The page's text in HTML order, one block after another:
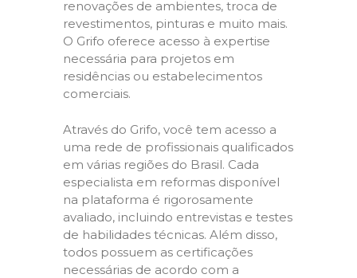
renovações de ambientes, troca de
revestimentos, pinturas e muito mais.
O Grifo oferece acesso à expertise
necessária para projetos em
residências ou estabelecimentos
comerciais.
Através do Grifo, você tem acesso a
uma rede de profissionais qualificados
em várias regiões do Brasil. Cada
especialista em reformas disponível
na plataforma é rigorosamente
avaliado, incluindo entrevistas e testes
de habilidades técnicas. Além disso,
todos possuem as certificações
necessárias de acordo com a